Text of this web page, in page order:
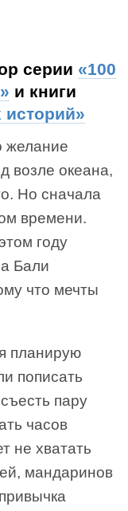
серии «100
и книги
желание
возле океана,
Но сначала
времени.
году
Бали
что мечты
планирую
пописать
пару
часов
не хватать
мандаринов